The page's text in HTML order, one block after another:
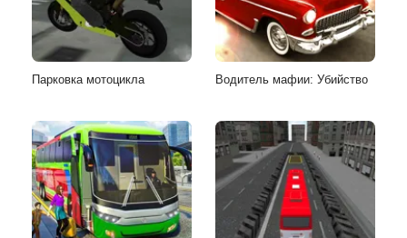
Парковка мотоцикла Водитель мафии: Убийство